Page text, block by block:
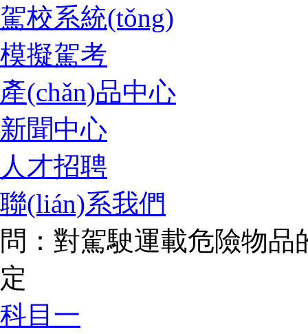
駕校系統(tǒng)
模擬駕考
產(chǎn)品中心
新聞中心
人才招聘
聯(lián)系我們
問：對駕駛運載危險物
定
科目一